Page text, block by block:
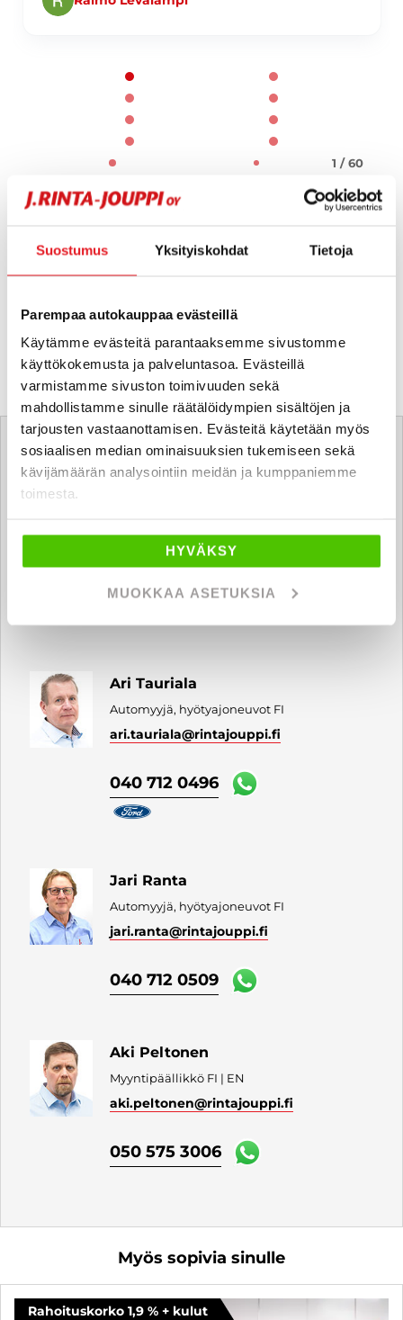
Suostumus Yksityiskohdat Tietoja
Parempaa autokauppaa evästeillä
Käytämme evästeitä parantaaksemme sivustomme
käyttökokemusta ja palveluntasoa. Evästeillä
varmistamme sivuston toimivuuden sekä
mahdollistamme sinulle räätälöidympien sisältöjen ja
tarjousten vastaanottamisen. Evästeitä käytetään myös
sosiaalisen median ominaisuuksien tukemiseen sekä
kävijämäärän analysointiin meidän ja kumppaniemme
toimesta.
HYVÄKSY
MUOKKAA ASETUKSIA
1 / 60
Tätä ajoneuvoa myy
mika.jarvinen@rintajouppi.fi
040 711 9893
Ari Tauriala
Automyyjä, hyötyajoneuvot FI
ari.tauriala@rintajouppi.fi
040 712 0496
Jari Ranta
Automyyjä, hyötyajoneuvot FI
jari.ranta@rintajouppi.fi
040 712 0509
Aki Peltonen
Myyntipäällikkö FI | EN
aki.peltonen@rintajouppi.fi
050 575 3006
Myös sopivia sinulle
Rahoituskorko 1,9 % + kulut